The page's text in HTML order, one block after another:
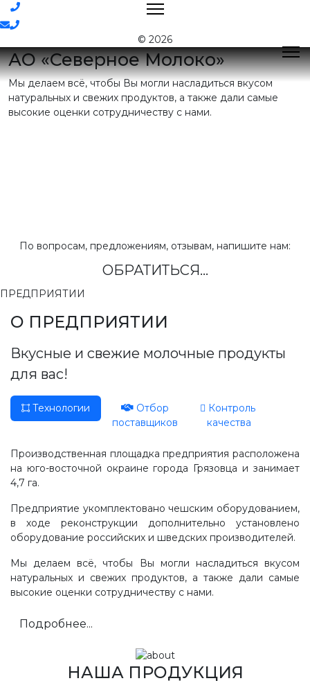
© 2026
Контакты
Приемная:(81755) 2-16-38
Отдел продаж:(81755) 2-18-62
(81755) 2-10-14
Контакты отделов
АО «Северное Молоко»
Мы делаем всё, чтобы Вы могли насладиться вкусом
натуральных и свежих продуктов, а также дали самые
высокие оценки сотрудничеству с нами.
По вопросам, предложениям, отзывам, напишите нам:
ОБРАТИТЬСЯ...
ПРЕДПРИЯТИИ
О ПРЕДПРИЯТИИ
Вкусные и свежие молочные продукты
для вас!
Технологии
Отбор
поставщиков
Контроль
качества
Производственная площадка предприятия расположена
на юго-восточной окраине города Грязовца и занимает
4,7 га.
Предприятие укомплектовано чешским оборудованием,
в ходе реконструкции дополнительно установлено
оборудование российских и шведских производителей.
Мы делаем всё, чтобы Вы могли насладиться вкусом
натуральных и свежих продуктов, а также дали самые
высокие оценки сотрудничеству с нами.
Подробнее...
НАША ПРОДУКЦИЯ